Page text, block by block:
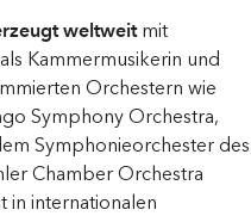
weltweitmit
Kammermusikerin und
Orchestern wie
Symphony Orchestra,
Symphonieorchester des
Chamber Orchestra
in internationalen